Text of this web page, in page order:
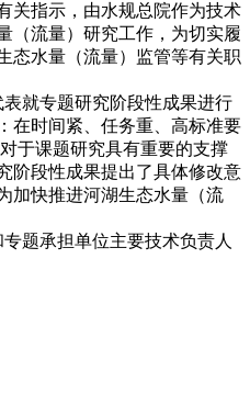
关指示，由水规总院作为技术
（流量）研究工作，为切实履
态水量（流量）监管等有关职
就专题研究阶段性成果进行
在时间紧、任务重、高标准要
于课题研究具有重要的支撑
阶段性成果提出了具体修改意
加快推进河湖生态水量（流
题承担单位主要技术负责人